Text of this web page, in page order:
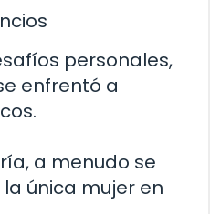
personales,
enfrentó a
a menudo se
única mujer en